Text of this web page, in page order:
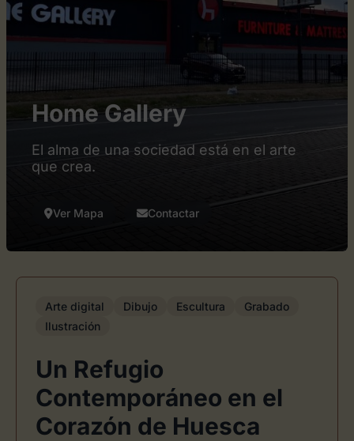
Home Gallery
El alma de una sociedad está en el arte
que crea.
Ver Mapa Contactar
Arte digital Dibujo Escultura
Grabado
Ilustración
Un Refugio
Contemporáneo en el
Corazón de Huesca